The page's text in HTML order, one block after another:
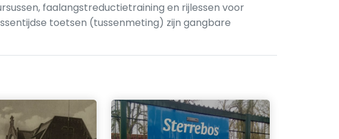
faalangstreductietraining en rijlessen voor
toetsen (tussenmeting) zijn gangbare